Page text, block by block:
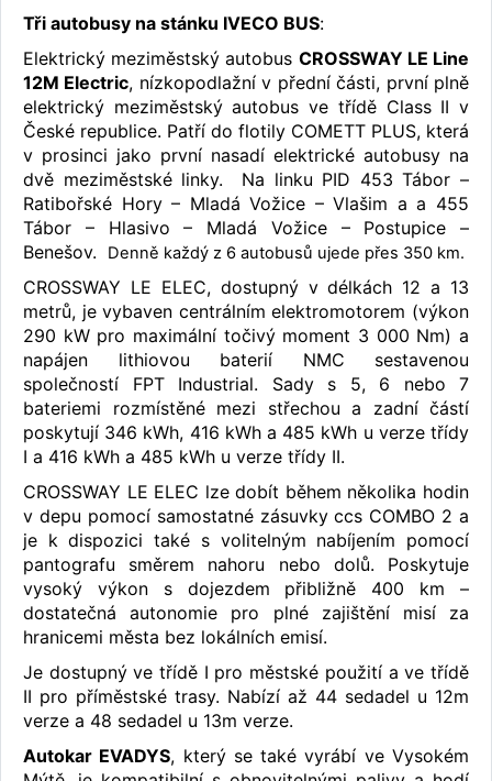
Tři autobusy na stánku IVECO BUS:
Elektrický meziměstský autobus CROSSWAY LE Line
12M Electric, nízkopodlažní v přední části, první plně
elektrický meziměstský autobus ve třídě Class II v
České republice. Patří do flotily COMETT PLUS, která
v prosinci jako první nasadí elektrické autobusy na
dvě meziměstské linky. Na linku PID 453 Tábor –
Ratibořské Hory – Mladá Vožice – Vlašim a a 455
Tábor – Hlasivo – Mladá Vožice – Postupice –
Benešov.
Denně každý z 6 autobusů ujede přes 350 km.
CROSSWAY LE ELEC, dostupný v délkách 12 a 13
metrů, je vybaven centrálním elektromotorem (výkon
290 kW pro maximální točivý moment 3 000 Nm) a
napájen lithiovou baterií NMC sestavenou
společností FPT Industrial. Sady s 5, 6 nebo 7
bateriemi rozmístěné mezi střechou a zadní částí
poskytují 346 kWh, 416 kWh a 485 kWh u verze třídy
I a 416 kWh a 485 kWh u verze třídy II.
CROSSWAY LE ELEC lze dobít během několika hodin
v depu pomocí samostatné zásuvky ccs COMBO 2 a
je k dispozici také s volitelným nabíjením pomocí
pantografu směrem nahoru nebo dolů. Poskytuje
vysoký výkon s dojezdem přibližně 400 km –
dostatečná autonomie pro plné zajištění misí za
hranicemi města bez lokálních emisí.
Je dostupný ve třídě I pro městské použití a ve třídě
II pro příměstské trasy. Nabízí až 44 sedadel u 12m
verze a 48 sedadel u 13m verze.
Autokar EVADYS, který se také vyrábí ve Vysokém